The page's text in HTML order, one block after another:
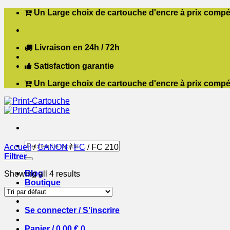
Passer
contenu
Un Large choix de cartouche d'encre à prix
Livraison en 24h / 72h
Satisfaction garantie
Un Large choix de cartouche d'encre à prix
Recherche
pour :
Blog
Boutique
Contact
Se connecter / S’inscrire
Accueil / CANON / FC /FC 210
Filtrer
Showing all 4 results